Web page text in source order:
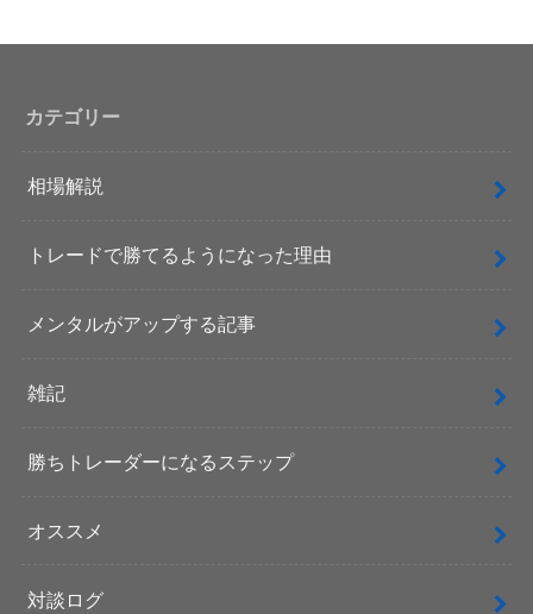
カテゴリー
相場解説
トレードで勝てるようになった理由
メンタルがアップする記事
雑記
勝ちトレーダーになるステップ
オススメ
対談ログ